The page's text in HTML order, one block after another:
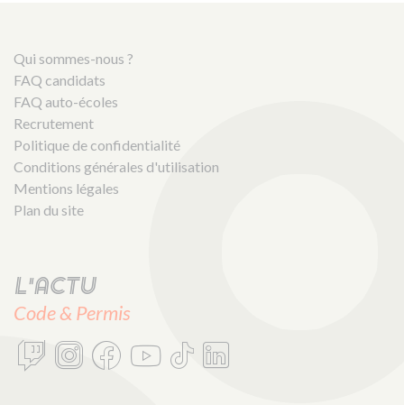
Qui sommes-nous ?
FAQ candidats
FAQ auto-écoles
Recrutement
Politique de confidentialité
Conditions générales d'utilisation
Mentions légales
Plan du site
L'actu
Code & Permis